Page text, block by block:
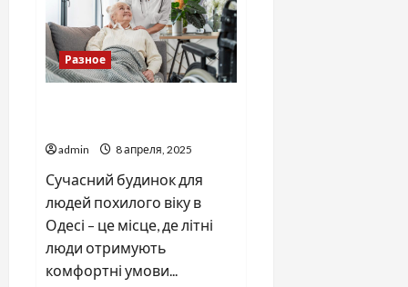
кольцах
Разное
admin 8 апреля, 2025
Сучасний будинок для
людей похилого віку в
Одесі – це місце, де літні
люди отримують
комфортні умови...